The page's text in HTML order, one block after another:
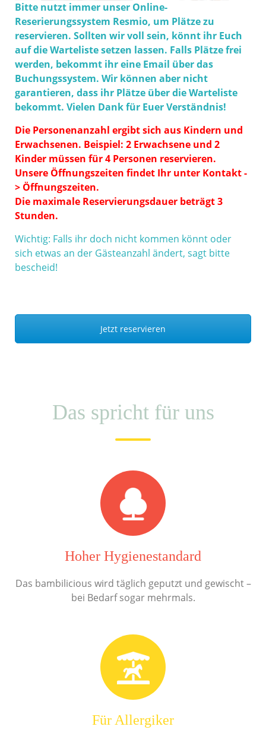
Bitte nutzt immer unser Online-
Reserierungssystem Resmio, um Plätze zu
reservieren. Sollten wir voll sein, könnt ihr Euch
auf die Warteliste setzen lassen. Falls Plätze frei
werden, bekommt ihr eine Email über das
Buchungssystem. Wir können aber nicht
garantieren, dass ihr Plätze über die Warteliste
bekommt. Vielen Dank für Euer Verständnis!
Die Personenanzahl ergibt sich aus Kindern und
Erwachsenen. Beispiel: 2 Erwachsene und 2
Kinder müssen für 4 Personen reservieren.
Unsere Öffnungszeiten findet Ihr unter Kontakt -
> Öffnungszeiten.
Die maximale Reservierungsdauer beträgt 3
Stunden.
Wichtig: Falls ihr doch nicht kommen könnt oder
sich etwas an der Gästeanzahl ändert, sagt bitte
bescheid!
Jetzt reservieren
Das spricht für uns
Hoher Hygienestandard
Das bambilicious wird täglich geputzt und gewischt –
bei Bedarf sogar mehrmals.
Für Allergiker